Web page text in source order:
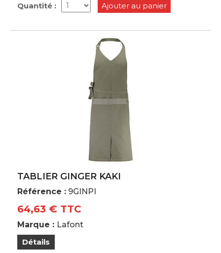
Quantité : Ajouter au panier
TABLIER GINGER KAKI
Référence : 9GINPI
64,63 € TTC
Marque : Lafont
Détails